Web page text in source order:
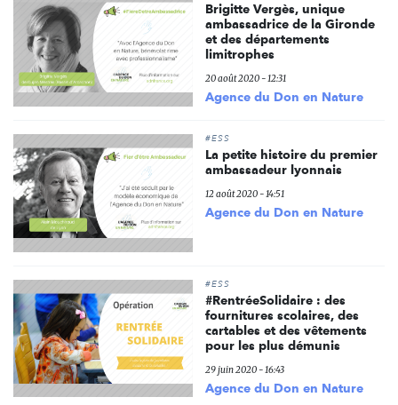
Brigitte Vergès, unique
ambassadrice de la Gironde
et des départements
limitrophes
20 août 2020 - 12:31
Agence du Don en Nature
#ESS
La petite histoire du premier
ambassadeur lyonnais
12 août 2020 - 14:51
Agence du Don en Nature
#ESS
#RentréeSolidaire : des
fournitures scolaires, des
cartables et des vêtements
pour les plus démunis
29 juin 2020 - 16:43
Agence du Don en Nature